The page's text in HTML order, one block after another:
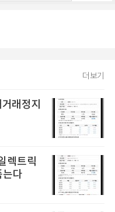
더보기
래정지
렉트릭
는다